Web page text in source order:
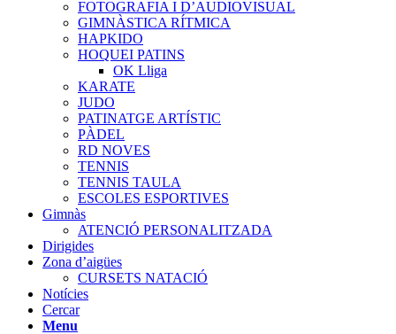
FOTOGRAFIA I D’AUDIOVISUAL
GIMNÀSTICA RÍTMICA
HAPKIDO
HOQUEI PATINS
OK Lliga
KARATE
JUDO
PATINATGE ARTÍSTIC
PÀDEL
RD NOVES
TENNIS
TENNIS TAULA
ESCOLES ESPORTIVES
Gimnàs
ATENCIÓ PERSONALITZADA
Dirigides
Zona d’aigües
CURSETS NATACIÓ
Notícies
Cercar
Menu